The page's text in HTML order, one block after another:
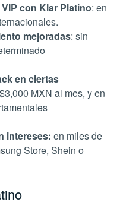
con Klar Platino: en
mejoradas: sin
en ciertas
MXN al mes, y en
intereses: en miles de
Store, Shein o